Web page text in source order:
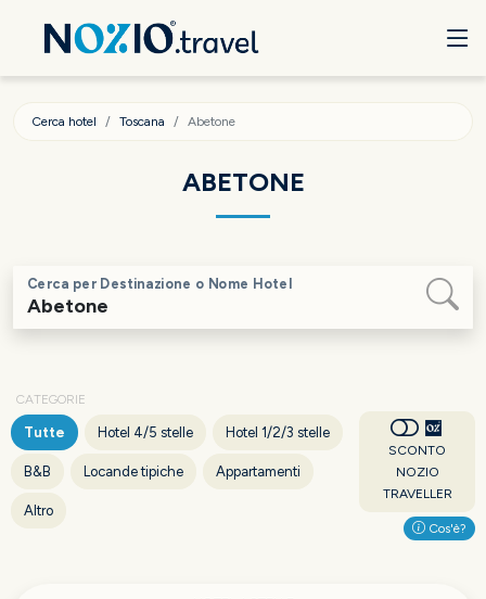
Cerca hotel Toscana Abetone
ABETONE
Cerca per Destinazione o Nome Hotel
CATEGORIE
Tutte Hotel 4/5 stelle Hotel 1/2/3 stelle
B&B Locande tipiche Appartamenti
Altro
SCONTO
NOZIO
TRAVELLER
Cos'è?